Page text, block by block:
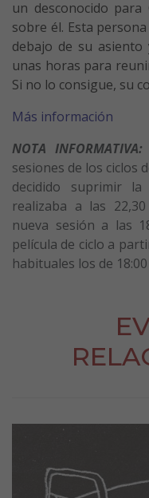
un desconocido
sobre él. Esta
debajo de su asiento
unas horas para
Si no lo consigue, su
Más información
NOTA INFORMATIVA:
sesiones de los ciclos
decidido suprimir
realizaba a las
nueva sesión a las
película de ciclo a
habituales los de 18:00